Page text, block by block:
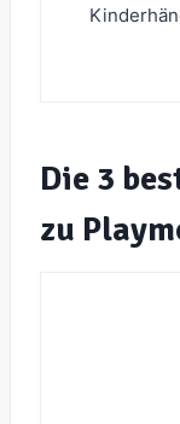
Die 3
zu